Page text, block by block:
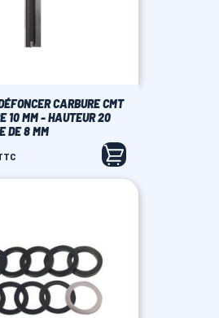
CARBURE CMT
10 MM - HAUTEUR 20
DE 8 MM